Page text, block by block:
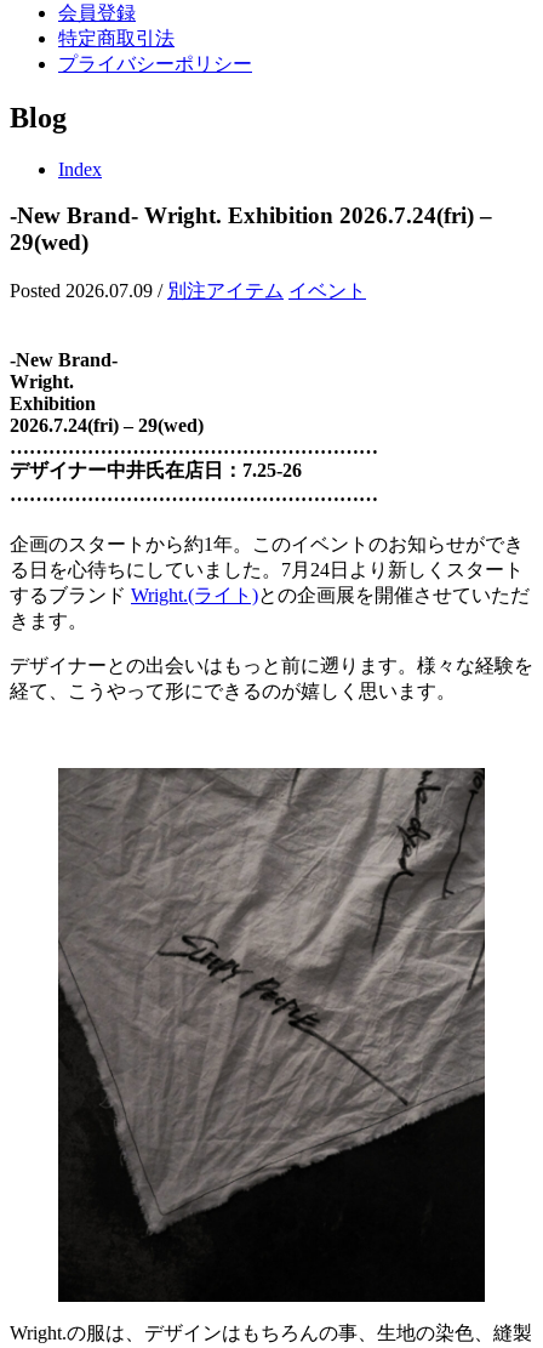
会員登録
特定商取引法
プライバシーポリシー
Blog
Index
-New Brand- Wright. Exhibition 2026.7.24(fri) –
29(wed)
Posted 2026.07.09 / 別注アイテム イベント
-New Brand-
Wright.
Exhibition
2026.7.24(fri) – 29(wed)
…………………………………………………
デザイナー中井氏在店日：7.25-26
…………………………………………………
企画のスタートから約1年。このイベントのお知らせができ
る日を心待ちにしていました。7月24日より新しくスタート
するブランド Wright.(ライト)との企画展を開催させていただ
きます。
デザイナーとの出会いはもっと前に遡ります。様々な経験を
経て、こうやって形にできるのが嬉しく思います。
Wright.の服は、デザインはもちろんの事、生地の染色、縫製